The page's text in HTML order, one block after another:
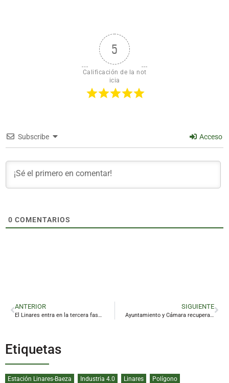
5
Calificación de la not
icia
Subscribe Acceso
0 COMENTARIOS
ANTERIOR SIGUIENTE
Ayuntamiento y Cámara recuperan la conexión
Etiquetas
Estación Linares-Baeza Industria 4.0 Linares
Polígono